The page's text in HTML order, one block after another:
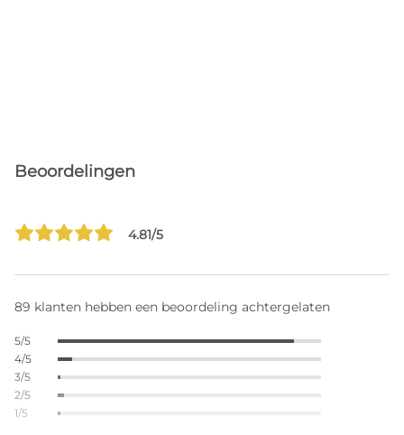
Beoordelingen
4.81/5
89 klanten hebben een beoordeling achtergelaten
5/5
4/5
3/5
2/5
1/5